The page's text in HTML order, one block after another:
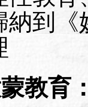
納到《
教育：